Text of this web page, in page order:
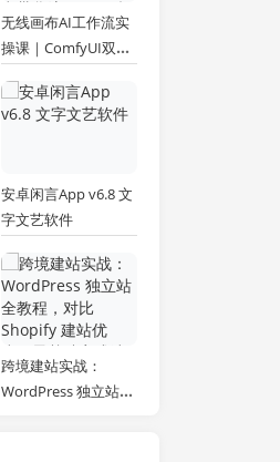
无线画布AI工作流实
操课｜ComfyUI双端
商带货流程，一键批
量产出图文短视频素
安卓闲言App v6.8 文
字文艺软件
跨境建站实战：
WordPress 独立站全